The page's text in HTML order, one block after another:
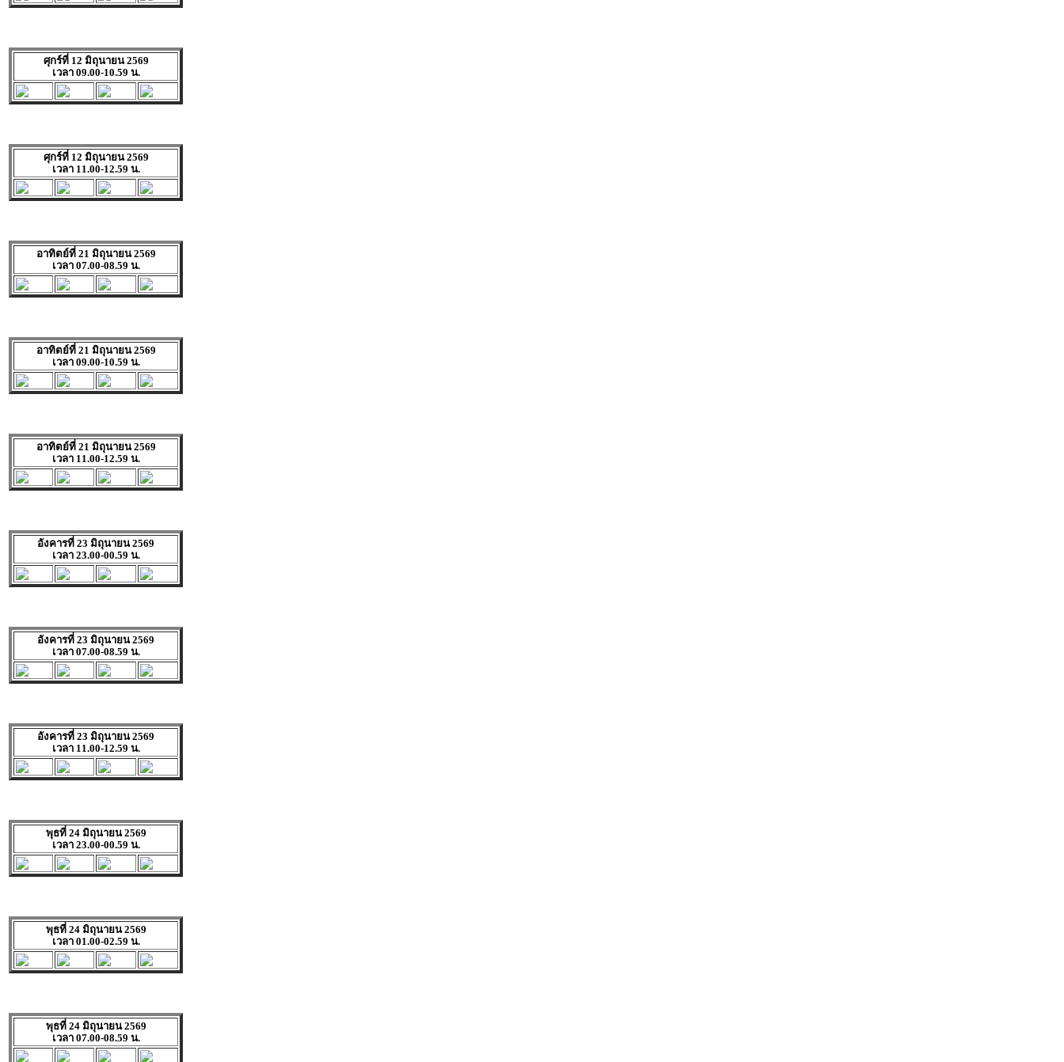
ศุกร์ที่ 12 มิถุนายน 2569
เวลา 09.00-10.59 น.
ศุกร์ที่ 12 มิถุนายน 2569
เวลา 11.00-12.59 น.
อาทิตย์ที่ 21 มิถุนายน 2569
เวลา 07.00-08.59 น.
อาทิตย์ที่ 21 มิถุนายน 2569
เวลา 09.00-10.59 น.
อาทิตย์ที่ 21 มิถุนายน 2569
เวลา 11.00-12.59 น.
อังคารที่ 23 มิถุนายน 2569
เวลา 23.00-00.59 น.
อังคารที่ 23 มิถุนายน 2569
เวลา 07.00-08.59 น.
อังคารที่ 23 มิถุนายน 2569
เวลา 11.00-12.59 น.
พุธที่ 24 มิถุนายน 2569
เวลา 23.00-00.59 น.
พุธที่ 24 มิถุนายน 2569
เวลา 01.00-02.59 น.
พุธที่ 24 มิถุนายน 2569
เวลา 07.00-08.59 น.